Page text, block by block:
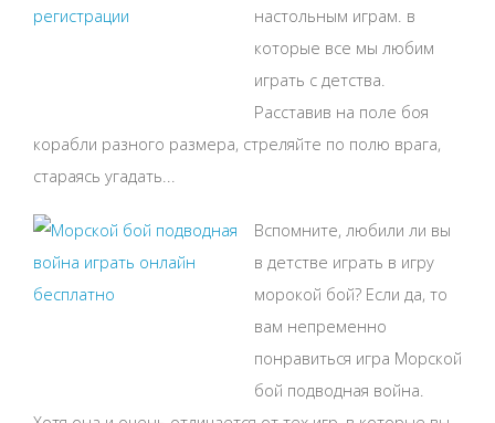
настольным играм. в
которые все мы любим
играть с детства.
Расставив на поле боя
корабли разного размера, стреляйте по полю врага,
стараясь угадать...
Вспомните, любили ли вы
в детстве играть в игру
морокой бой? Если да, то
вам непременно
понравиться игра Морской
бой подводная война.